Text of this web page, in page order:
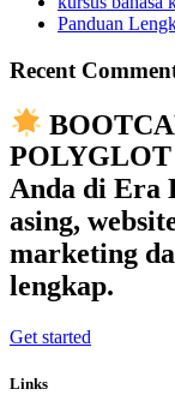
Panduan
Recent
POLYGLOT
Anda di Era
asing,
marketing
lengkap.
Get started
Links